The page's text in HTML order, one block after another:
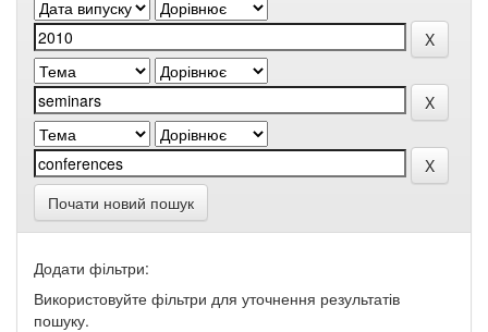
Почати новий пошук
Додати фільтри:
Використовуйте фільтри для уточнення результатів
пошуку.